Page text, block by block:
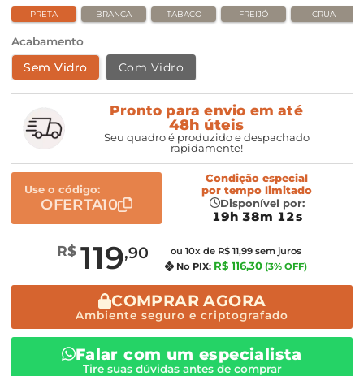
PRETA BRANCA TABACO FREIJÓ CRUA
Acabamento
Sem Vidro Com Vidro
Pronto para envio em até
48h úteis
Seu quadro é produzido e despachado
rapidamente!
Use o código:
OFERTA10
Condição especial
por tempo limitado
Disponível por:
19h 38m 12s
R$ 119,90
ou 10x de R$ 11,99 sem juros
No PIX: R$ 116,30 (3% OFF)
COMPRAR AGORA
Ambiente seguro e criptografado
Falar com um especialista
Tire suas dúvidas antes de comprar